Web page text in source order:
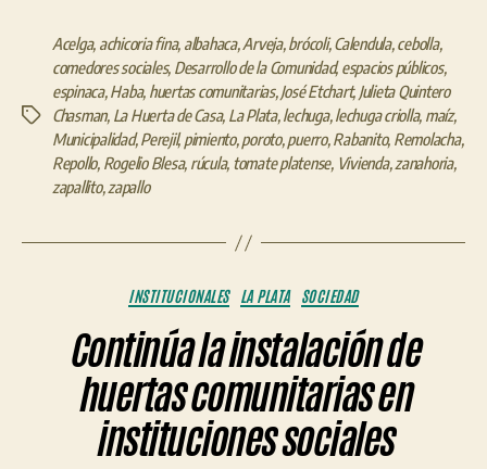
Etiquetas
Acelga, achicoria fina, albahaca,Arveja,brócoli,Calendula,cebolla,
comedores sociales, Desarrollo de la Comunidad,espacios públicos,
espinaca,Haba, huertas comunitarias,José Etchart, Julieta Quintero
Chasman, La Huerta de Casa, La Plata,lechuga,lechuga criolla, maíz,
Municipalidad,Perejil,pimiento,poroto,puerro,Rabanito, Remolacha,
Repollo, Rogelio Blesa, rúcula, tomate platense, Vivienda,zanahoria,
zapallito,zapallo
Categorías
INSTITUCIONALES LA PLATA SOCIEDAD
Continúa la instalación de
huertas comunitarias en
instituciones sociales